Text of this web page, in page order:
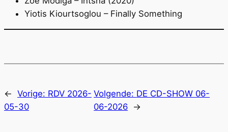
Yiotis Kiourtsoglou – Finally Something
← Vorige: RDV 2026-
05-30
Volgende: DE CD-SHOW 06-
06-2026 →